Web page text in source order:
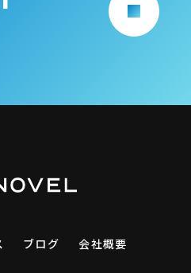
arrow_forward
ブログ 会社概要